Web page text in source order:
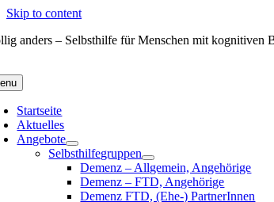
Skip to content
anders – Selbsthilfe für Menschen mit kognitiven
Startseite
Aktuelles
Angebote
Selbsthilfegruppen
Demenz – Allgemein, Angehörige
Demenz – FTD, Angehörige
Demenz FTD, (Ehe-) PartnerInnen